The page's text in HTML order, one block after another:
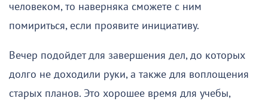
человеком, то наверняка сможете с ним
помириться, если проявите инициативу.
Вечер подойдет для завершения дел, до которых
долго не доходили руки, а также для воплощения
старых планов. Это хорошее время для учебы,